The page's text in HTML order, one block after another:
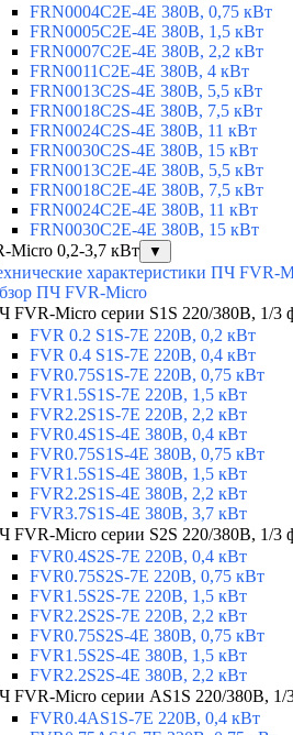
FRN0004C2E-4E 380В, 0,75 кВт
FRN0005C2E-4E 380В, 1,5 кВт
FRN0007C2E-4E 380В, 2,2 кВт
FRN0011C2E-4E 380В, 4 кВт
FRN0013C2S-4E 380В, 5,5 кВт
FRN0018C2S-4E 380В, 7,5 кВт
FRN0024C2S-4E 380В, 11 кВт
FRN0030C2S-4E 380В, 15 кВт
FRN0013C2E-4E 380В, 5,5 кВт
FRN0018C2E-4E 380В, 7,5 кВт
FRN0024C2E-4E 380В, 11 кВт
FRN0030C2E-4E 380В, 15 кВт
Micro 0,2-3,7 кВт
▼
характеристики ПЧ FVR-
ПЧ FVR-Micro
FVR-Micro серии S1S 220/380В, 1/3
FVR 0.2 S1S-7E 220В, 0,2 кВт
FVR 0.4 S1S-7E 220В, 0,4 кВт
FVR0.75S1S-7E 220В, 0,75 кВт
FVR1.5S1S-7E 220В, 1,5 кВт
FVR2.2S1S-7E 220В, 2,2 кВт
FVR0.4S1S-4E 380В, 0,4 кВт
FVR0.75S1S-4E 380В, 0,75 кВт
FVR1.5S1S-4E 380В, 1,5 кВт
FVR2.2S1S-4E 380В, 2,2 кВт
FVR3.7S1S-4E 380В, 3,7 кВт
FVR-Micro серии S2S 220/380В, 1/3
FVR0.4S2S-7E 220В, 0,4 кВт
FVR0.75S2S-7E 220В, 0,75 кВт
FVR1.5S2S-7E 220В, 1,5 кВт
FVR2.2S2S-7E 220В, 2,2 кВт
FVR0.75S2S-4E 380В, 0,75 кВт
FVR1.5S2S-4E 380В, 1,5 кВт
FVR2.2S2S-4E 380В, 2,2 кВт
FVR-Micro серии AS1S 220/380В, 1/
FVR0.4AS1S-7E 220В, 0,4 кВт